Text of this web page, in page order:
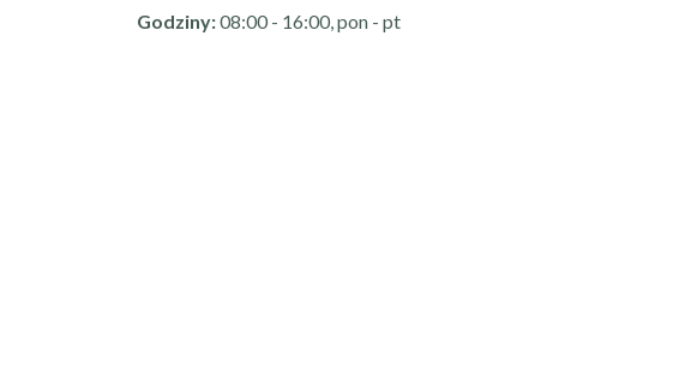
Godziny:08:00 - 16:00, pon - pt